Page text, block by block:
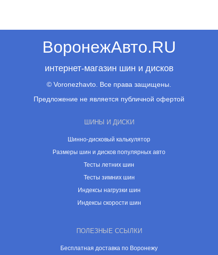
ВоронежАвто.RU
интернет-магазин шин и дисков
© Voronezhavto. Все права защищены.
Предложение не является публичной офертой
ШИНЫ И ДИСКИ
Шинно-дисковый калькулятор
Размеры шин и дисков популярных авто
Тесты летних шин
Тесты зимних шин
Индексы нагрузки шин
Индексы скорости шин
ПОЛЕЗНЫЕ ССЫЛКИ
Бесплатная доставка по Воронежу